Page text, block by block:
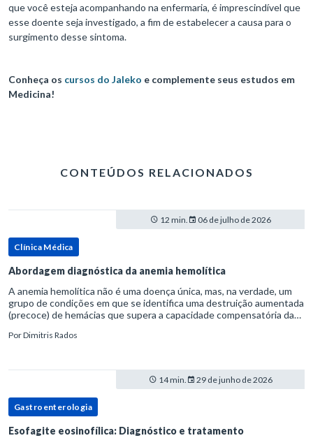
que você esteja acompanhando na enfermaria, é imprescindível que
esse doente seja investigado, a fim de estabelecer a causa para o
surgimento desse sintoma.
Conheça os cursos do Jaleko e complemente seus estudos em
Medicina!
CONTEÚDOS RELACIONADOS
12 min. 06 de julho de 2026
Clínica Médica
Abordagem diagnóstica da anemia hemolítica
A anemia hemolítica não é uma doença única, mas, na verdade, um
grupo de condições em que se identifica uma destruição aumentada
(precoce) de hemácias que supera a capacidade compensatória da
PorDimitris Rados
14 min. 29 de junho de 2026
Gastroenterologia
Esofagite eosinofílica: Diagnóstico e tratamento